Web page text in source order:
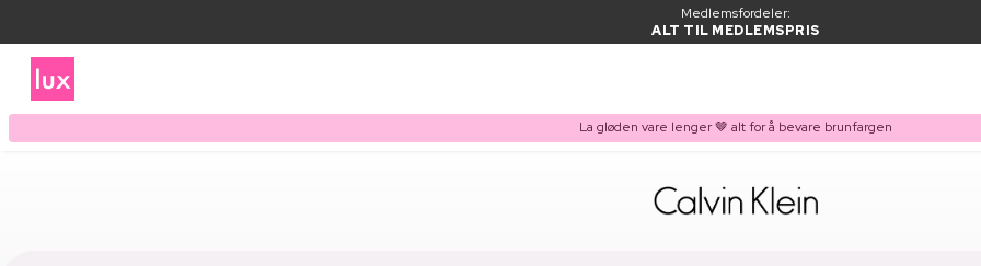
Medlemsfordeler:
ALT TIL MEDLEMSPRIS
La gløden vare lenger 🤎 alt for å bevare brunfargen